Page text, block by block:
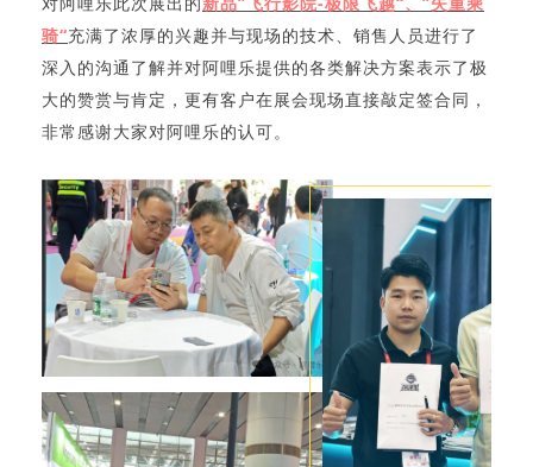
对阿哩乐此次展出的
骑“充满了浓厚的兴趣并与现场的技术、销售人员进行了
深入的沟通了解并对阿哩乐提供的各类解决方案表示了极
大的赞赏与肯定，更有客户在展会现场直接敲定签合同，
非常感谢大家对阿哩乐的认可。